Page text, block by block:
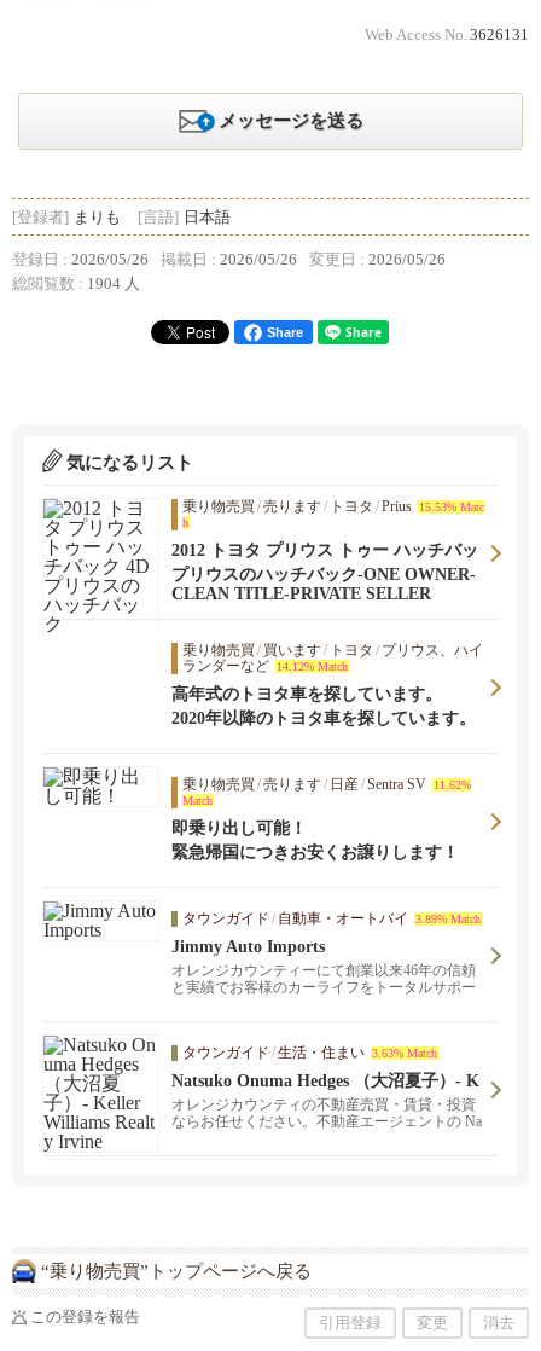
Web Access No. 3626131
メッセージを送る
[登録者] まりも [言語] 日本語
登録日 : 2026/05/26 掲載日 : 2026/05/26 変更日 : 2026/05/26
総閲覧数 : 1904 人
Share
気になるリスト
乗り物売買 /売ります/ トヨタ /Prius
15.53% Matc
h
2012 トヨタ プリウス トゥー ハッチバッ
ク 4D プリウスのハッチバック
プリウスのハッチバック-ONE OWNER-
CLEAN TITLE-PRIVATE SELLER
乗り物売買 / 買います/ トヨタ / プリウス、ハイ
ランダーなど
14.12% Match
高年式のトヨタ車を探しています。
2020年以降のトヨタ車を探しています。
乗り物売買 /売ります/ 日産/Sentra SV
11.62%
Match
即乗り出し可能！
緊急帰国につきお安くお譲りします！
タウンガイド / 自動車・オートバイ 3.89% Match
Jimmy Auto Imports
オレンジカウンティーにて創業以来46年の信頼
と実績でお客様のカーライフをトータルサポー
メンテナンス。
タウンガイド /生活・住まい 3.63% Match
Natsuko Onuma Hedges （大沼夏子）- K
eller Williams Realty Irvine
オレンジカウンティの不動産売買・賃貸・投資
ならお任せください。不動産エージェントの Na
お任せください。また、オフィスやレストラ
ン、サロンなどの商業施設のリースについても
サポートを強化しております。E2ビザを取得さ
れるためにオフィスが必要な方、店舗展開をご
検討中の方、ご連絡ください。 アーバインを拠
点に、オレンジカウンティを中心として、ロサ
“乗り物売買”トップページへ戻る
この登録を報告 引用登録 変更 消去